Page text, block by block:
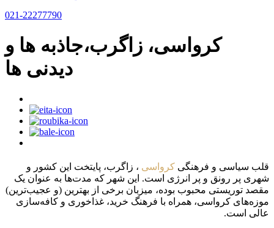
021-22277790
کرواسی، زاگرب،جاذبه ها و
دیدنی ها
قلب سیاسی و فرهنگی کرواسی ، زاگرب، پایتخت این کشور و
شهری پر رونق و پر انرژی است. این شهر که مدت‌ها به عنوان یک
مقصد توریستی محبوب بوده، میزبان برخی از بهترین (و عجیب‌ترین)
موزه‌های کرواسی، همراه با فرهنگ خرید، غذاخوری و کافه‌سازی
عالی است.